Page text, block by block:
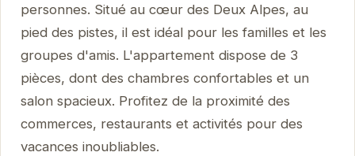
personnes. Situé au cœur des Deux Alpes, au
pied des pistes, il est idéal pour les familles et les
groupes d'amis. L'appartement dispose de 3
pièces, dont des chambres confortables et un
salon spacieux. Profitez de la proximité des
commerces, restaurants et activités pour des
vacances inoubliables.